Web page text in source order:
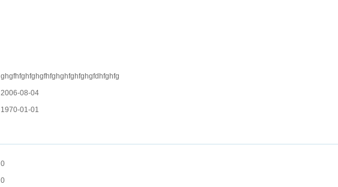
ghgfhfghfghgfhfghghfghfghgfdhfghfg
2006-08-04
1970-01-01
0
0